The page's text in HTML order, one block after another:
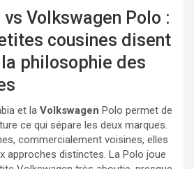
Volkswagen Polo :
cousines disent
philosophie des
et la Volkswagen Polo permet de
ce qui sépare les deux marques.
commercialement voisines, elles
approches distinctes. La Polo joue